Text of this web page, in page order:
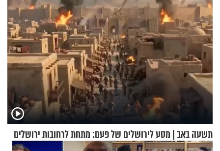
תשעה באב | מסע לירושלים של פעם: מתחת לרחובות ירושלים